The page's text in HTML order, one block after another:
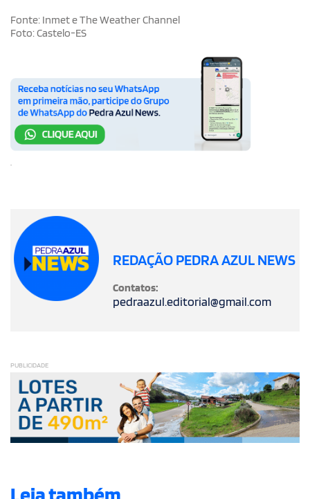
Fonte: Inmet e The Weather Channel
Foto: Castelo-ES
.
REDAÇÃO PEDRA AZUL NEWS
Contatos:
pedraazul.editorial@gmail.com
PUBLICIDADE